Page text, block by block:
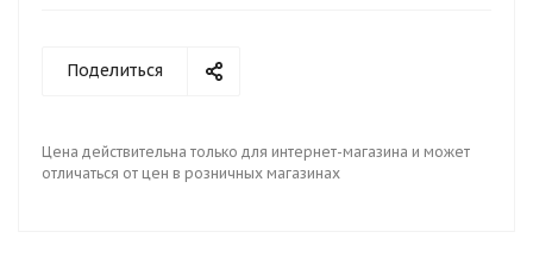
Поделиться
Цена действительна только для интернет-магазина и может
отличаться от цен в розничных магазинах